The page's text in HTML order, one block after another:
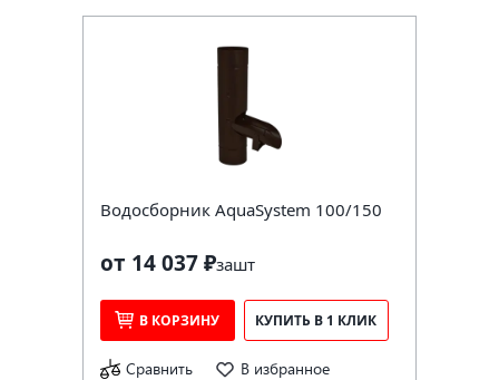
Водосборник AquaSystem 100/150
от 14 037 ₽зашт
В КОРЗИНУ КУПИТЬ В 1 КЛИК
Сравнить В избранное